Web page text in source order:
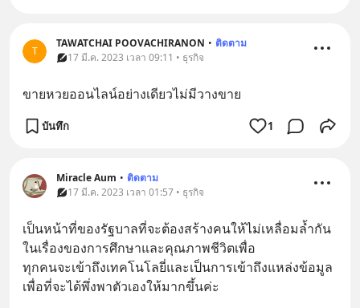
T
TAWATCHAI POOVACHIRANON • ติดตาม
17 มี.ค. 2023 เวลา 09:11 • ธุรกิจ
ขายหวยออนไลน์อย่างเดียวไม่มีวางขาย
บันทึก 1
Miracle Aum • ติดตาม
17 มี.ค. 2023 เวลา 01:57 • ธุรกิจ
เป็นหน้าที่ของรัฐบาลที่จะต้องสร้างคนให้ไม่เหลื่อมล้ำกัน
ในเรื่องของการศึกษาและคุณภาพชีวิตเพื่อ
ทุกคนจะเข้าถึงเทคโนโลยี่และเป็นการเข้าถึงแหล่งข้อมูล
เพื่อที่จะได้พึ่งพาตัวเองให้มากขึ้นค่ะ